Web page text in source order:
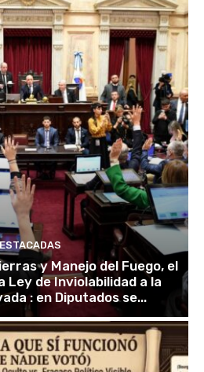
y Manejo del Fuego, el
Ley de Inviolabilidad a la
: en Diputados se...